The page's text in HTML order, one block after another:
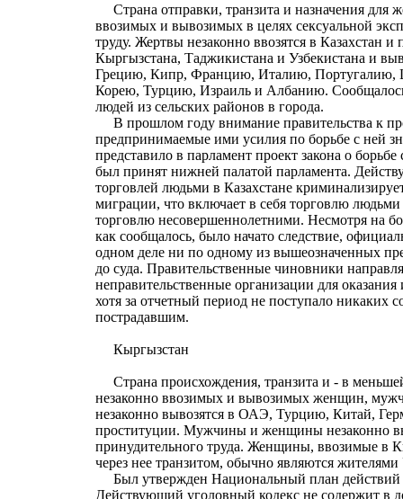
Страна отправки, транзита и назначения для
ввозимых и вывозимых в целях сексуальной
труду. Жертвы незаконно ввозятся в Казахстан и
Кыргызстана, Таджикистана и Узбекистана и
Грецию, Кипр, Францию, Италию,
Корею, Турцию, Израиль и Албанию.
людей из сельских районов в города.
В прошлом году внимание правительства к
предпринимаемые ими усилия по борьбе с ней
представило в парламент проект закона о
был принят нижней палатой парламента.
торговлей людьми в Казахстане
миграции, что включает в себя торговлю
торговлю несовершеннолетними. Несмотря на
как сообщалось, было начато следствие,
одном деле ни по одному из вышеозначенных
до суда. Правительственные чиновники
неправительственные организации для
хотя за отчетный период не поступало никаких
пострадавшим.
Кыргызстан
Страна происхождения, транзита и - в
незаконно ввозимых и вывозимых женщин,
незаконно вывозятся в ОАЭ, Турцию, Китай,
проституции. Мужчины и женщины незаконно
принудительного труда. Женщины, ввозимые в
через нее транзитом, обычно являются
Был утвержден Национальный план действий
Действующий уголовный кодекс не содержит в